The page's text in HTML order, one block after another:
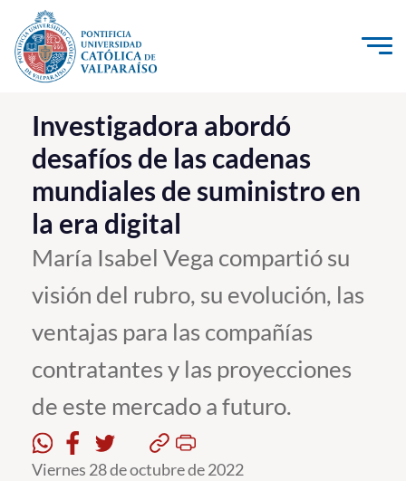
Click acá para ir directamente al contenido
La Universidad
Investigación, Creación e Innovación
PUCV Internacional
Vinculación con el Medio
Admisión
Pregrado
Postgrado
Formación Continua
Estudiantes
Investigadora abordó
desafíos de las cadenas
mundiales de suministro en
la era digital
María Isabel Vega compartió su
visión del rubro, su evolución, las
ventajas para las compañías
contratantes y las proyecciones
de este mercado a futuro.
Viernes 28 de octubre de 2022